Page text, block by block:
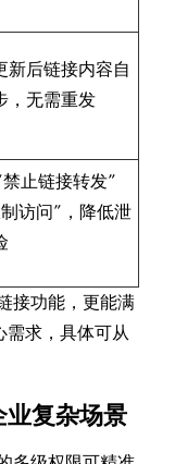
新后链接内容自
，无需重发
禁止链接转发”
制访问”，降低泄
接功能，更能满
需求，具体可从
业复杂场景